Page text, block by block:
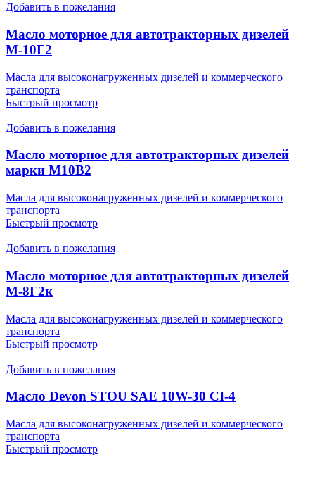
Добавить в пожелания
Масло моторное для автотракторных дизелей
М-10Г2
Масла для высоконагруженных дизелей и коммерческого
транспорта
Быстрый просмотр
Добавить в пожелания
Масло моторное для автотракторных дизелей
марки М10В2
Масла для высоконагруженных дизелей и коммерческого
транспорта
Быстрый просмотр
Добавить в пожелания
Масло моторное для автотракторных дизелей
М-8Г2к
Масла для высоконагруженных дизелей и коммерческого
транспорта
Быстрый просмотр
Добавить в пожелания
Масло Devon STOU SAE 10W-30 CI-4
Масла для высоконагруженных дизелей и коммерческого
транспорта
Быстрый просмотр